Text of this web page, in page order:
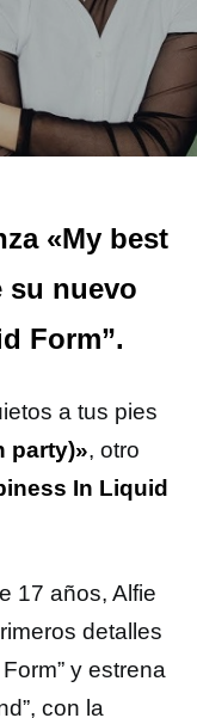
«My best
su nuevo
Form”.
a tus pies
party)», otro
In Liquid
17 años, Alfie
detalles
y estrena
con la